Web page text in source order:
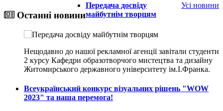
Останні новини
Усі новини
Передача досвіду
майбутнім творцям
Нещодавно до нашої рекламної агенції завітали студенти
2 курсу Кафедри образотворчого мистецтва та дизайну
Житомирського державного університету ім.І.Франка.
Всеукраїнський конкурс візуальних рішень "WOW
2023" та наша перемога!